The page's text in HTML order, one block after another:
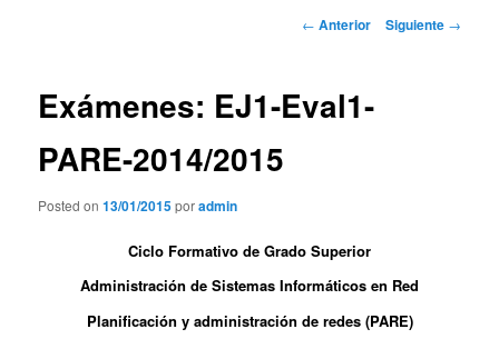
Navegador
← Anterior Siguiente →
Exámenes: EJ1-Eval1-
PARE-2014/2015
Posted on13/01/2015poradmin
Ciclo Formativo de Grado Superior
Administración de Sistemas Informáticos en Red
Planificación y administración de redes (PARE)